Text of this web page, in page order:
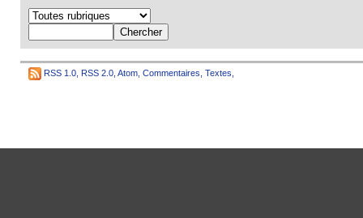
RSS 1.0 RSS 2.0 Atom Commentaires Textes